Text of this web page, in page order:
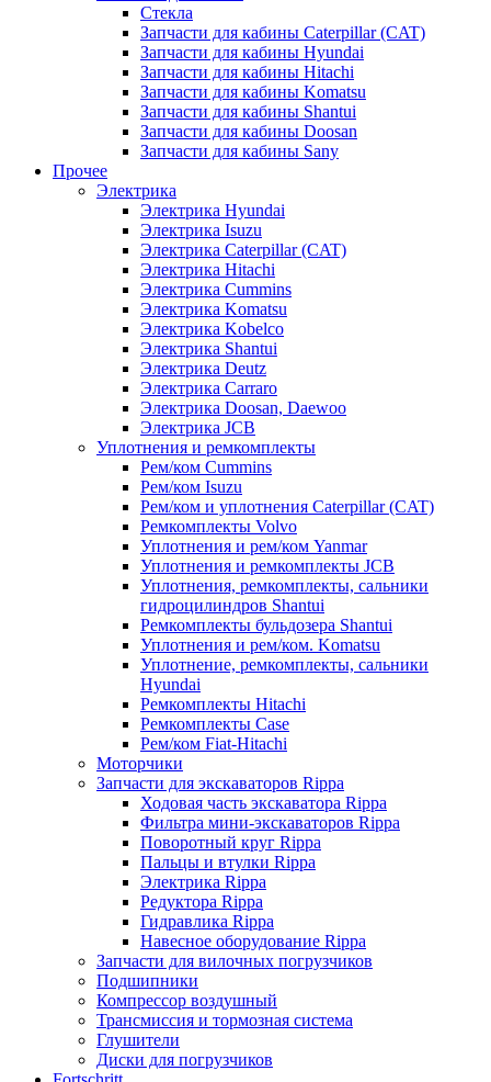
Стекла
Запчасти для кабины Caterpillar (CAT)
Запчасти для кабины Hyundai
Запчасти для кабины Hitachi
Запчасти для кабины Komatsu
Запчасти для кабины Shantui
Запчасти для кабины Doosan
Запчасти для кабины Sany
Прочее
Электрика
Электрика Hyundai
Электрика Isuzu
Электрика Caterpillar (CAT)
Электрика Hitachi
Электрика Cummins
Электрика Komatsu
Электрика Kobelco
Электрика Shantui
Электрика Deutz
Электрика Carraro
Электрика Doosan, Daewoo
Электрика JCB
Уплотнения и ремкомплекты
Рем/ком Cummins
Рем/ком Isuzu
Рем/ком и уплотнения Caterpillar (CAT)
Ремкомплекты Volvo
Уплотнения и рем/ком Yanmar
Уплотнения и ремкомплекты JCB
Уплотнения, ремкомплекты, сальники
гидроцилиндров Shantui
Ремкомплекты бульдозера Shantui
Уплотнения и рем/ком. Komatsu
Уплотнение, ремкомплекты, сальники
Hyundai
Ремкомплекты Hitachi
Ремкомплекты Case
Рем/ком Fiat-Hitachi
Моторчики
Запчасти для экскаваторов Rippa
Ходовая часть экскаватора Rippa
Фильтра мини-экскаваторов Rippa
Поворотный круг Rippa
Пальцы и втулки Rippa
Электрика Rippa
Редуктора Rippa
Гидравлика Rippa
Навесное оборудование Rippa
Запчасти для вилочных погрузчиков
Подшипники
Компрессор воздушный
Трансмиссия и тормозная система
Глушители
Диски для погрузчиков